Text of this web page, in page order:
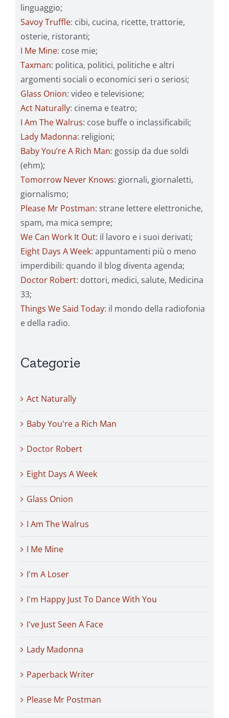
linguaggio;
Savoy Truffle: cibi, cucina, ricette, trattorie,
osterie, ristoranti;
I Me Mine: cose mie;
Taxman: politica, politici, politiche e altri
argomenti sociali o economici seri o seriosi;
Glass Onion: video e televisione;
Act Naturally: cinema e teatro;
I Am The Walrus: cose buffe o inclassificabili;
Lady Madonna: religioni;
Baby You’re A Rich Man: gossip da due soldi
(ehm);
Tomorrow Never Knows: giornali, giornaletti,
giornalismo;
Please Mr Postman: strane lettere elettroniche,
spam, ma mica sempre;
We Can Work It Out: il lavoro e i suoi derivati;
Eight Days A Week: appuntamenti più o meno
imperdibili: quando il blog diventa agenda;
Doctor Robert: dottori, medici, salute, Medicina
33;
Things We Said Today: il mondo della radiofonia
e della radio.
Categorie
Act Naturally
Baby You're a Rich Man
Doctor Robert
Eight Days A Week
Glass Onion
I Am The Walrus
I Me Mine
I'm A Loser
I'm Happy Just To Dance With You
I've Just Seen A Face
Lady Madonna
Paperback Writer
Please Mr Postman